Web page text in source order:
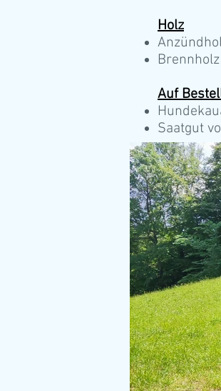
Holz
Brennholz
Auf
Saatgut